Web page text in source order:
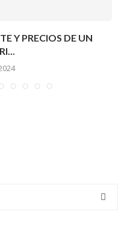
Y PRECIOS DE UN